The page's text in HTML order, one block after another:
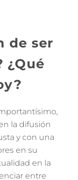
de ser
¿Qué
la difusión
y con una
en su
en la
entre